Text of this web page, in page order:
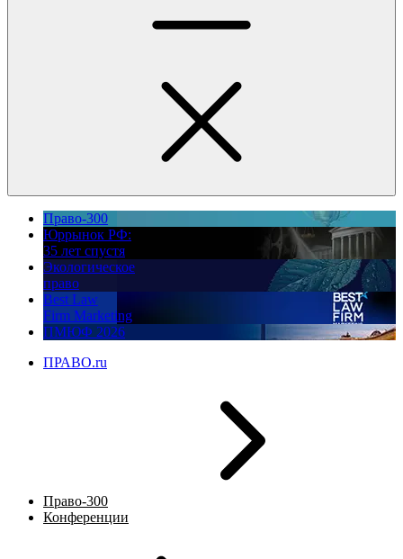
Право-300
Юррынок РФ:
35 лет спустя
Экологическое
право
Best Law
Firm Marketing
ПМЮФ 2026
ПРАВО.ru
Право-300
Конференции